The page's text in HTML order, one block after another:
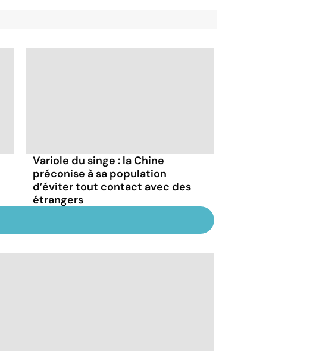
Variole du singe : la Chine
préconise à sa population
d’éviter tout contact avec des
étrangers